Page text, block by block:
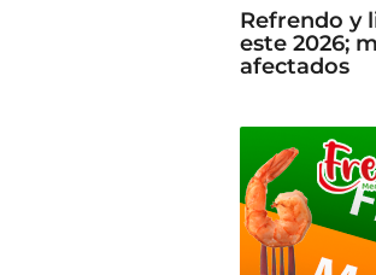
Refrendo y
este 2026;
afectados